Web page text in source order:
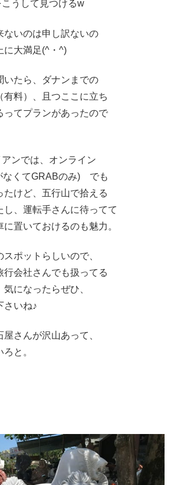
うして見つけるw
ないのは申し訳ないの
に大満足(^・^)
いたら、ダナンまでの
有料）、且つここに立ち
ってプランがあったので
ンでは、オンライン
なくてGRABのみ) でも
たけど、五行山で拾える
し、運転手さんに待ってて
置いておけるのも魅力。
ポットらしいので、
行会社さんでも扱ってる
になったらぜひ、
さいね♪
さんが沢山あって、
と。